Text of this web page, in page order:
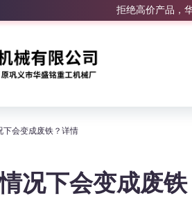
拒绝高价产品，
下会变成废铁？详情
况下会变成废铁